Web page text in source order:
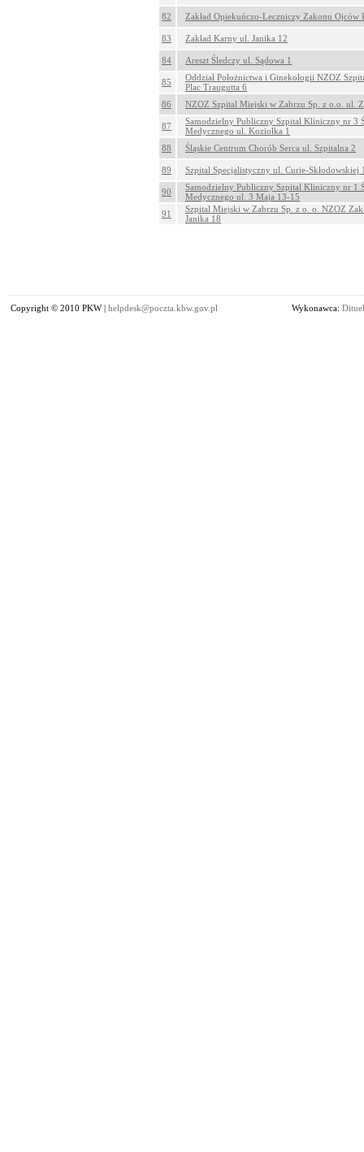
82 Zakład Opiekuńczo-Leczniczy Zakonu
83 Zakład Karny ul. Janika 12
84 Areszt Śledczy ul. Sądowa 1
85
Oddział Położnictwa i Ginekologii NZOZ
Plac Traugutta 6
86
NZOZ Szpital Miejski w Zabrzu Sp. z o.o. ul.
87
Samodzielny Publiczny Szpital Kliniczny nr 3
Medycznego ul. Koziołka 1
88
Śląskie Centrum Chorób Serca ul. Szpitalna 2
89 Szpital Specjalistyczny ul. Curie-Skłodowskiej
90
Samodzielny Publiczny Szpital Kliniczny nr 1
Medycznego ul. 3 Maja 13-15
91
Szpital Miejski w Zabrzu Sp. z o. o. NZOZ
Janika 18
Copyright © 2010 PKW | helpdesk@poczta.kbw.gov.pl Wykonawca: